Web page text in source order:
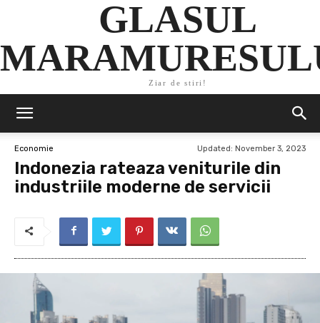
GLASUL
Ziar de stiri!
Economie Updated: November 3, 2023
Indonezia rateaza veniturile din
industriile moderne de servicii